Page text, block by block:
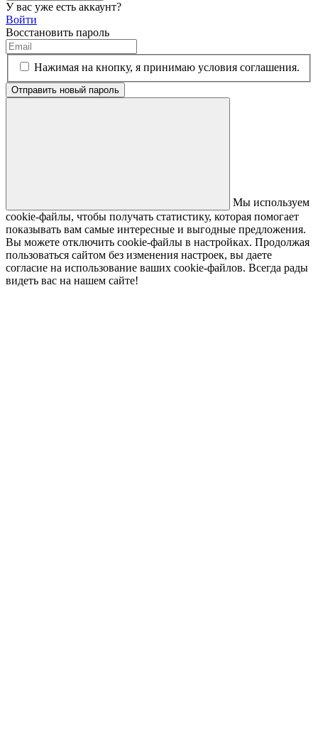
У вас уже есть аккаунт?
Войти
Восстановить пароль
Нажимая на кнопку, я принимаю условия соглашения.
Отправить новый пароль
Мы используем
cookie-файлы, чтобы получать статистику, которая помогает
показывать вам самые интересные и выгодные предложения.
Вы можете отключить cookie-файлы в настройках. Продолжая
пользоваться сайтом без изменения настроек, вы даете
согласие на использование ваших cookie-файлов. Всегда рады
видеть вас на нашем сайте!